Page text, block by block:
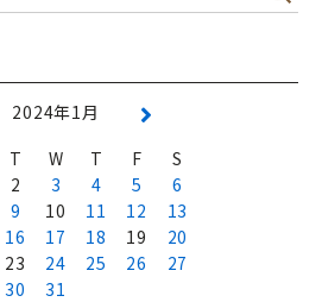
2024年1月
T W T F
S
2 3 4 5
6
9 10 11 12
13
16 17 18 19
20
23 24 25 26
27
30 31